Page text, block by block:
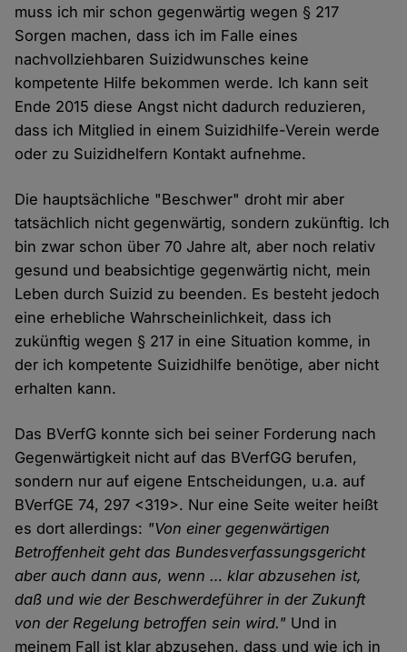
muss ich mir schon gegenwärtig wegen § 217
Sorgen machen, dass ich im Falle eines
nachvollziehbaren Suizidwunsches keine
kompetente Hilfe bekommen werde. Ich kann seit
Ende 2015 diese Angst nicht dadurch reduzieren,
dass ich Mitglied in einem Suizidhilfe-Verein werde
oder zu Suizidhelfern Kontakt aufnehme.
Die hauptsächliche "Beschwer" droht mir aber
tatsächlich nicht gegenwärtig, sondern zukünftig. Ich
bin zwar schon über 70 Jahre alt, aber noch relativ
gesund und beabsichtige gegenwärtig nicht, mein
Leben durch Suizid zu beenden. Es besteht jedoch
eine erhebliche Wahrscheinlichkeit, dass ich
zukünftig wegen § 217 in eine Situation komme, in
der ich kompetente Suizidhilfe benötige, aber nicht
erhalten kann.
Das BVerfG konnte sich bei seiner Forderung nach
Gegenwärtigkeit nicht auf das BVerfGG berufen,
sondern nur auf eigene Entscheidungen, u.a. auf
BVerfGE 74, 297 <319>. Nur eine Seite weiter heißt
es dort allerdings: "Von einer gegenwärtigen
Betroffenheit geht das Bundesverfassungsgericht
aber auch dann aus, wenn … klar abzusehen ist,
daß und wie der Beschwerdeführer in der Zukunft
von der Regelung betroffen sein wird." Und in
meinem Fall ist klar abzusehen, dass und wie ich in